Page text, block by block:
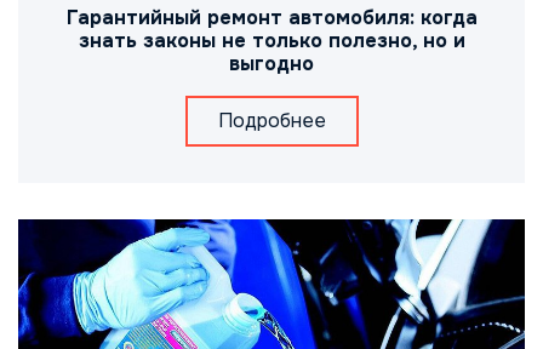
Гарантийный ремонт автомобиля: когда
знать законы не только полезно, но и
выгодно
Подробнее